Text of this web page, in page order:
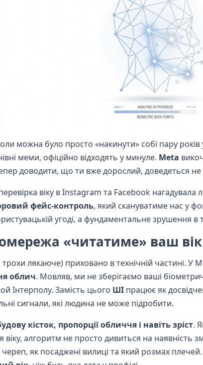
можна було просто «накинути» собі пару
меми, офіційно відходять у минуле. Meta
доводити, що ти вже дорослий, доведеться
віку в Instagram та Facebook нагадувала
фейс-контроль, який скануватиме нас у
угоді, а фундаментальне зрушення
«читатиме» ваш вік
трохи лякаюче) приховано в технічній частині. У
облич. Мовляв, ми не зберігаємо ваші
Інтерполу. Замість цього ШІ працює як
сигнали, які людина не може підробити.
кісток, пропорції обличчя і навіть зріст.
віку, алгоритм не просто дивиться на наявність
як посаджені вилиці та який розмах